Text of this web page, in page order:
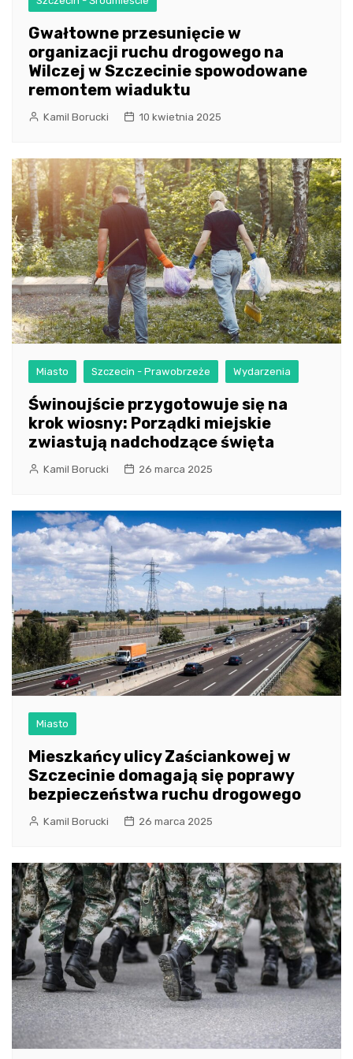
Gwałtowne przesunięcie w
organizacji ruchu drogowego na
Wilczej w Szczecinie spowodowane
remontem wiaduktu
Kamil Borucki 10 kwietnia 2025
Miasto Szczecin - Prawobrzeże Wydarzenia
Świnoujście przygotowuje się na
krok wiosny: Porządki miejskie
zwiastują nadchodzące święta
Kamil Borucki 26 marca 2025
Miasto
Mieszkańcy ulicy Zaściankowej w
Szczecinie domagają się poprawy
bezpieczeństwa ruchu drogowego
Kamil Borucki 26 marca 2025